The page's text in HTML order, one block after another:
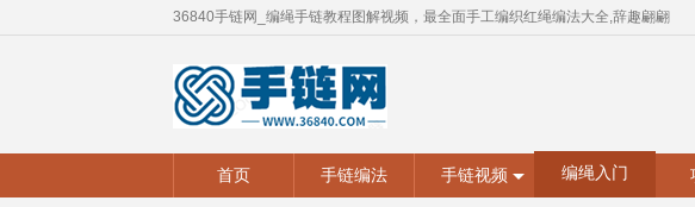
36840手链网_编绳手链教程图解视频，最全面手工编织红绳编法大全,辞趣翩翩
首页
手链编法 手链视频 编绳入门